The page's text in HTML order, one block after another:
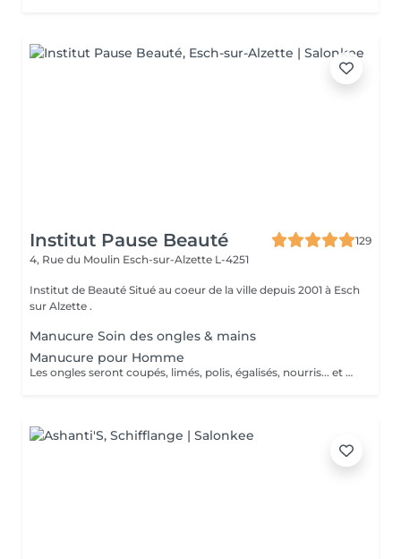
Institut Pause Beauté
129
4, Rue du Moulin Esch-sur-Alzette L-4251
Institut de Beauté Situé au coeur de la ville depuis 2001 à Esch
sur Alzette .
Manucure Soin des ongles & mains
Manucure pour Homme
Les ongles seront coupés, limés, polis, égalisés, nourris... et vous ressortirez avec des mains impeccables.